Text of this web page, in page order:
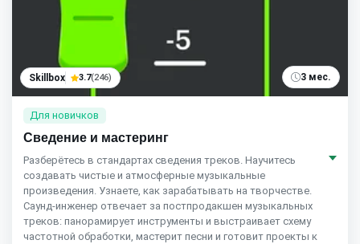
Skillbox 3.7(246) 3 мес.
Для новичков
Сведение и мастеринг
Разберётесь в стандартах сведения треков. Научитесь
создавать чистые и атмосферные музыкальные
произведения. Узнаете, как зарабатывать на творчестве.
Саунд-инженер отвечает за постпродакшен музыкальных
треков: панорамирует инструменты и выстраивает схему
частотной обработки, мастерит песни и готовит проекты к